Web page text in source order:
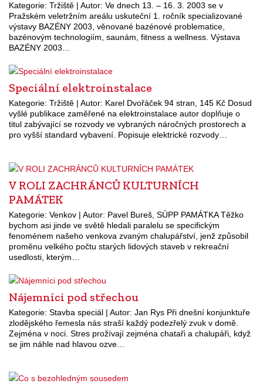
Kategorie: Tržiště | Autor: Ve dnech 13. – 16. 3. 2003 se v
Pražském veletržním areálu uskuteční 1. ročník specializované
výstavy BAZÉNY 2003, věnované bazénové problematice,
bazénovým technologiím, saunám, fitness a wellness. Výstava
BAZÉNY 2003…
Speciální elektroinstalace
Kategorie: Tržiště | Autor: Karel Dvořáček 94 stran, 145 Kč Dosud
vyšlé publikace zaměřené na elektroinstalace autor doplňuje o
titul zabývající se rozvody ve vybraných náročných prostorech a
pro vyšší standard vybavení. Popisuje elektrické rozvody…
V ROLI ZACHRÁNCŮ KULTURNÍCH
PAMÁTEK
Kategorie: Venkov | Autor: Pavel Bureš, SÚPP PAMÁTKA Těžko
bychom asi jinde ve světě hledali paralelu se specifickým
fenoménem našeho venkova zvaným chalupářství, jenž způsobil
proměnu velkého počtu starých lidových staveb v rekreační
usedlosti, kterým…
Nájemníci pod střechou
Kategorie: Stavba speciál | Autor: Jan Rys Při dnešní konjunktuře
zlodějského řemesla nás straší každý podezřelý zvuk v domě.
Zejména v noci. Stres prožívají zejména chataři a chalupáři, když
se jim náhle nad hlavou ozve…